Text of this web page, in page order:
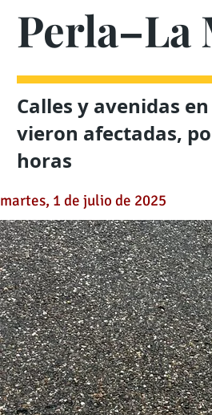
Perla–La
Calles y avenidas
vieron afectadas,
horas
martes, 1 de julio de 2025